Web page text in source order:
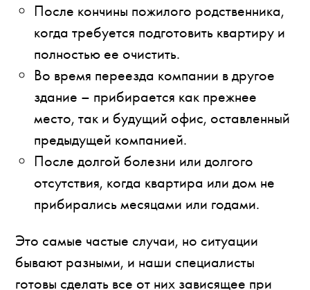
После кончины пожилого родственника,
когда требуется подготовить квартиру и
полностью ее очистить.
Во время переезда компании в другое
здание – прибирается как прежнее
место, так и будущий офис, оставленный
предыдущей компанией.
После долгой болезни или долгого
отсутствия, когда квартира или дом не
прибирались месяцами или годами.
Это самые частые случаи, но ситуации
бывают разными, и наши специалисты
готовы сделать все от них зависящее при